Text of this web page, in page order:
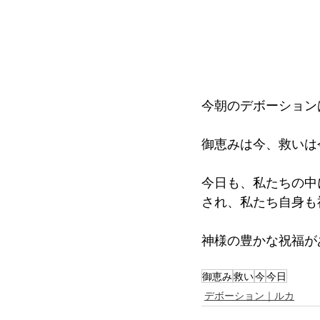
今朝のデボーショ
御恵みは今、救い
今日も、私たちの
され、私たち自身
神様の豊かな祝福
御恵み救い今今日
デボーション｜ルカ